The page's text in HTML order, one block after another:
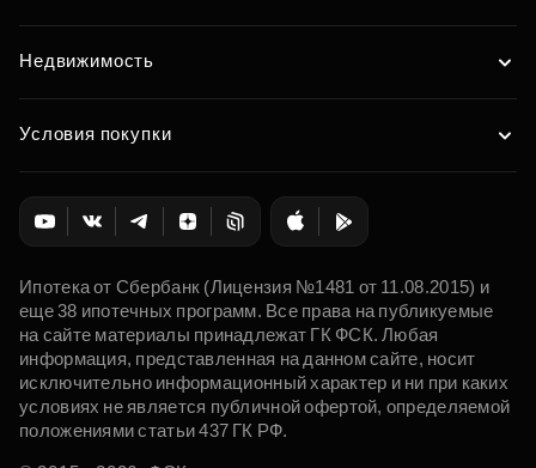
Недвижимость
Условия покупки
Ипотека от Сбербанк (Лицензия №1481 от 11.08.2015) и
еще 38 ипотечных программ. Все права на публикуемые
на сайте материалы принадлежат ГК ФСК. Любая
информация, представленная на данном сайте, носит
исключительно информационный характер и ни при каких
условиях не является публичной офертой, определяемой
положениями статьи 437 ГК РФ.